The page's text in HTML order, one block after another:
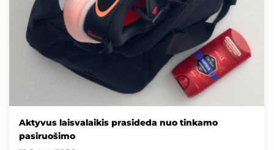
Aktyvus laisvalaikis prasideda nuo tinkamo
pasiruošimo